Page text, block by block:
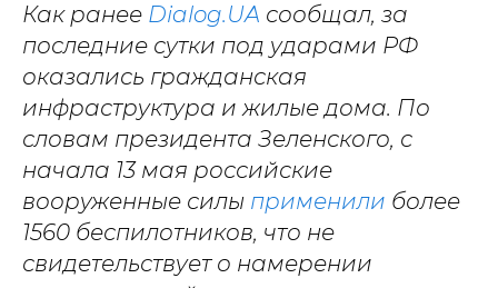
Как ранее Dialog.UA сообщал, за
последние сутки под ударами РФ
оказались гражданская
инфраструктура и жилые дома. По
словам президента Зеленского, с
начала 13 мая российские
вооруженные силы применили более
1560 беспилотников, что не
свидетельствует о намерении